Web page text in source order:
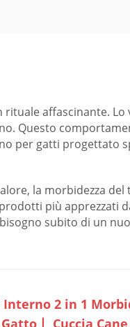
affascinante.
Questo
per gatti progettato
la morbidezza
più apprezzati
subito di un
2 in 1